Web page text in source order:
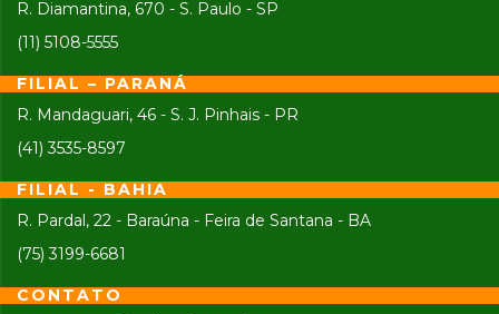
R. Diamantina, 670 - S. Paulo - SP
(11) 5108-5555
FILIAL – PARANÁ
R. Mandaguari, 46 - S. J. Pinhais - PR
(41) 3535-8597
FILIAL - BAHIA
R. Pardal, 22 - Baraúna - Feira de Santana - BA
(75) 3199-6681
CONTATO